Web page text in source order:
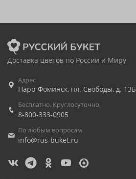
Доставка цветов по России и Миру
Адрес
Наро-Фоминск, пл. Свободы, д. 13Б
Бесплатно. Круглосуточно
8-800-333-0905
По любым вопросам
info@rus-buket.ru